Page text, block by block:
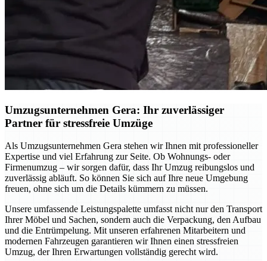
Umzugsunternehmen Gera: Ihr zuverlässiger
Partner für stressfreie Umzüge
Als Umzugsunternehmen Gera stehen wir Ihnen mit professioneller
Expertise und viel Erfahrung zur Seite. Ob Wohnungs- oder
Firmenumzug – wir sorgen dafür, dass Ihr Umzug reibungslos und
zuverlässig abläuft. So können Sie sich auf Ihre neue Umgebung
freuen, ohne sich um die Details kümmern zu müssen.
Unsere umfassende Leistungspalette umfasst nicht nur den Transport
Ihrer Möbel und Sachen, sondern auch die Verpackung, den Aufbau
und die Entrümpelung. Mit unseren erfahrenen Mitarbeitern und
modernen Fahrzeugen garantieren wir Ihnen einen stressfreien
Umzug, der Ihren Erwartungen vollständig gerecht wird.